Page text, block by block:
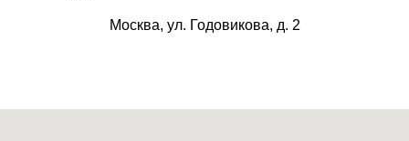
Москва, ул. Годовикова, д. 2